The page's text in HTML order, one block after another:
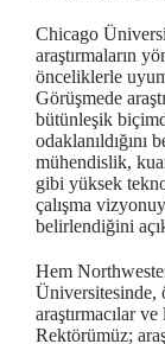
Chicago
araştırmaların
önceliklerle
Görüşmede
bütünleşik
mühendislik,
gibi yüksek
çalışma
belirlendiğini
Hem
Üniversitesinde,
araştırmacılar
Rektörümüz;